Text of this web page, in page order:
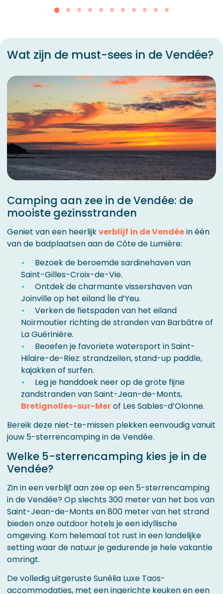
Wat zijn de must-sees in de Vendée?
Camping aan zee in de Vendée: de
mooiste gezinsstranden
Geniet van een heerlijkverblijf in de Vendéein één
van de badplaatsen aan de Côte de Lumière:
Bezoek de beroemde sardinehaven van
Saint-Gilles-Croix-de-Vie.
Ontdek de charmante vissershaven van
Joinville op het eiland Île d’Yeu.
Verken de fietspaden van het eiland
Noirmoutier richting de stranden van Barbâtre of
La Guérinière.
Beoefen je favoriete watersport in Saint-
Hilaire-de-Riez: strandzeilen, stand-up paddle,
kajakken of surfen.
Leg je handdoek neer op de grote fijne
zandstranden van Saint-Jean-de-Monts,
Bretignolles-sur-Merof Les Sables-d’Olonne.
Bereik deze niet-te-missen plekken eenvoudig vanuit
jouw 5-sterrencamping in de Vendée.
Welke 5-sterrencamping kies je in de
Vendée?
Zin in een verblijf aan zee op een 5-sterrencamping
in de Vendée? Op slechts 300 meter van het bos van
Saint-Jean-de-Monts en 800 meter van het strand
bieden onze outdoor hotels je een idyllische
omgeving. Kom helemaal tot rust in een landelijke
setting waar de natuur je gedurende je hele vakantie
omringt.
De volledig uitgeruste Sunêlia Luxe Taos-
accommodaties, met een ingerichte keuken en een